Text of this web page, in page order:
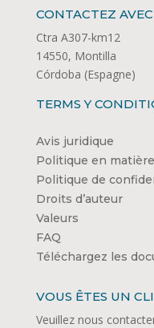
CONTACTEZ
Ctra A307-km12
14550, Montilla
Córdoba (Espagne)
TERMS Y
Avis juridique
Politique en
Politique de
Droits d’auteur
Valeurs
FAQ
Téléchargez les
VOUS ÊTES UN
Veuillez nous